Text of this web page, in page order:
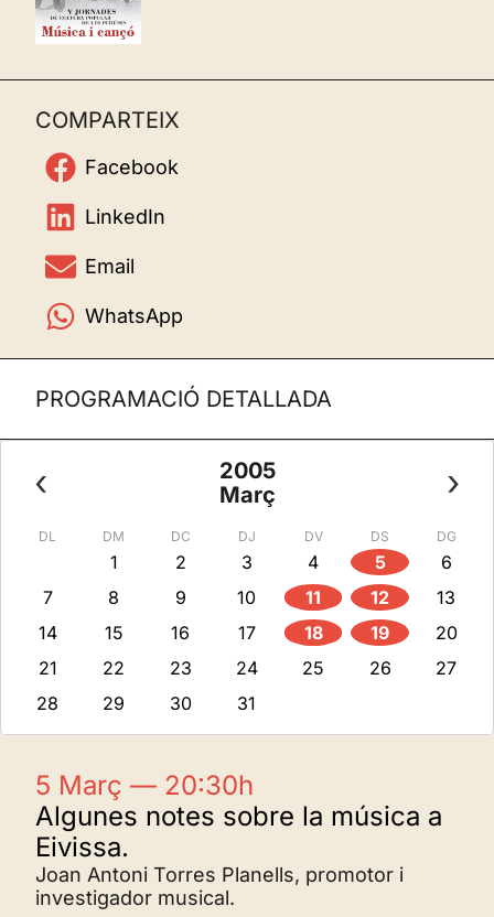
COMPARTEIX
Facebook
LinkedIn
Email
WhatsApp
PROGRAMACIÓ DETALLADA
5 Març — 20:30h
Algunes notes sobre la música a
Eivissa.
Joan Antoni Torres Planells, promotor i
investigador musical.
‹
2005
Març
›
DL DM DC DJ DV DS DG
1 2 3 4 5
6
7
8 9 10 11 12
13
14
15 16 17 18 19
20
21
22 23 24 25 26
27
28
29 30 31